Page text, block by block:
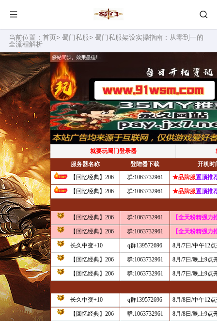
当前位置： 首页> 蜀门私服> 蜀门私服架设实操指南：从零到一的
全流程解析